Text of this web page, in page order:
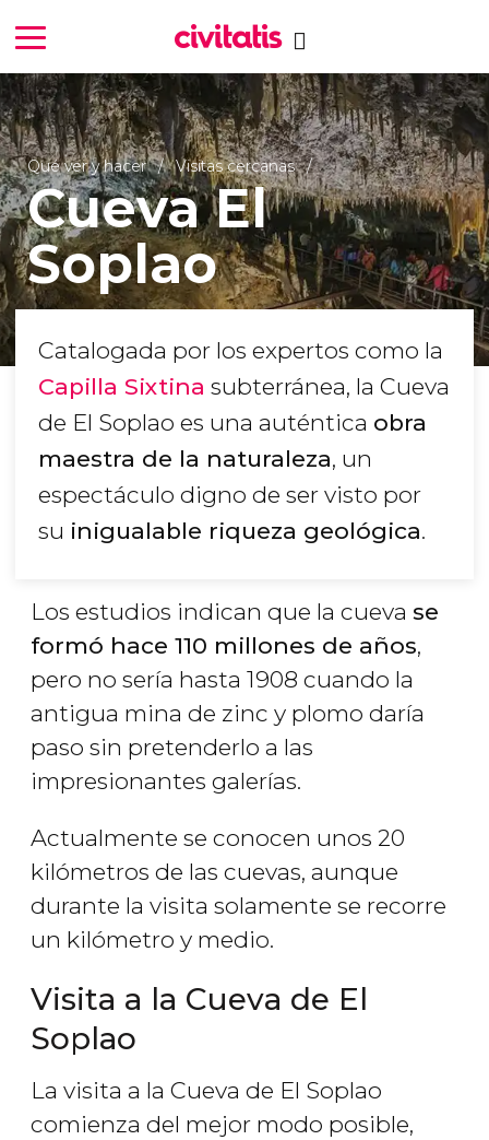
Qué ver y hacer Visitas cercanas
Cueva El
Soplao
Catalogada por los expertos como la
Capilla Sixtina subterránea, la Cueva
de El Soplao es una auténtica obra
maestra de la naturaleza, un
espectáculo digno de ser visto por
su inigualable riqueza geológica.
Los estudios indican que la cueva se
formó hace 110 millones de años,
pero no sería hasta 1908 cuando la
antigua mina de zinc y plomo daría
paso sin pretenderlo a las
impresionantes galerías.
Actualmente se conocen unos 20
kilómetros de las cuevas, aunque
durante la visita solamente se recorre
un kilómetro y medio.
Visita a la Cueva de El
Soplao
La visita a la Cueva de El Soplao
comienza del mejor modo posible,